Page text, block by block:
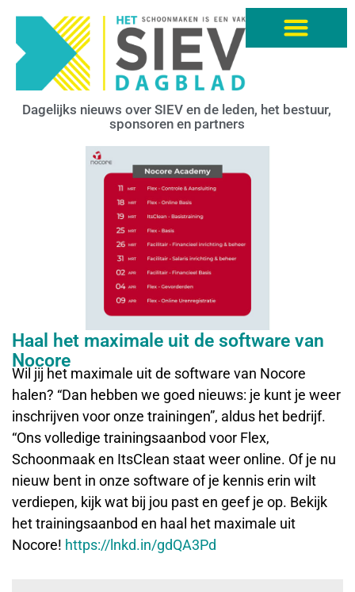
Dagelijks nieuws over SIEV en de leden, het bestuur,
sponsoren en partners
Haal het maximale uit de software van
Nocore
Wil jij het maximale uit de software van Nocore
halen? “Dan hebben we goed nieuws: je kunt je weer
inschrijven voor onze trainingen”, aldus het bedrijf.
“Ons volledige trainingsaanbod voor Flex,
Schoonmaak en ItsClean staat weer online. Of je nu
nieuw bent in onze software of je kennis erin wilt
verdiepen, kijk wat bij jou past en geef je op. Bekijk
het trainingsaanbod en haal het maximale uit
Nocore! https://lnkd.in/gdQA3Pd